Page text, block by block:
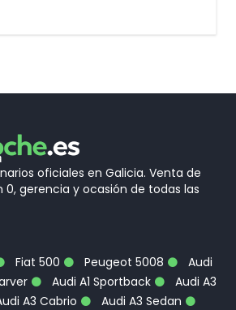
oficiales en Galicia. Venta de
0, gerencia y ocasión de todas las
Fiat 500 Peugeot 5008
Audi
Audi A1 Sportback
Audi A3
A3 Cabrio
Audi A3 Sedan